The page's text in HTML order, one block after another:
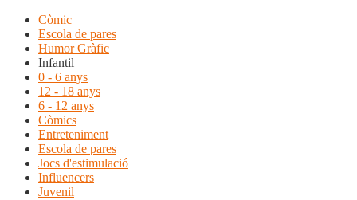
Còmic
Escola de pares
Humor Gràfic
Infantil
0 - 6 anys
12 - 18 anys
6 - 12 anys
Còmics
Entreteniment
Escola de pares
Jocs d'estimulació
Influencers
Juvenil